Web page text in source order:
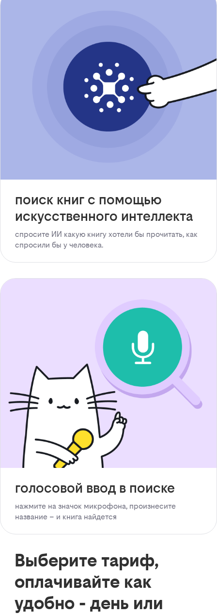
поиск книг с помощью
искусственного интеллекта
спросите ИИ какую книгу хотели бы прочитать, как
спросили бы у человека.
голосовой ввод в поиске
нажмите на значок микрофона, произнесите
название – и книга найдется
Выберите тариф,
оплачивайте как
удобно - день или